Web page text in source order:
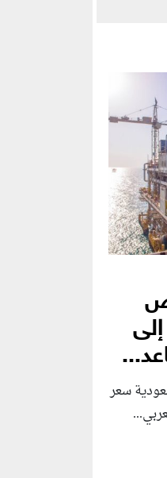
سعر